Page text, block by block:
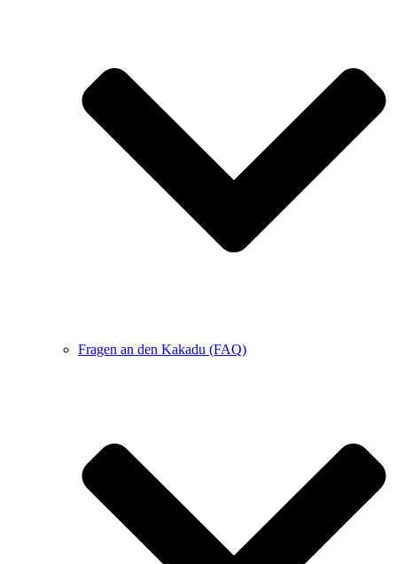
Fragen an den Kakadu (FAQ)